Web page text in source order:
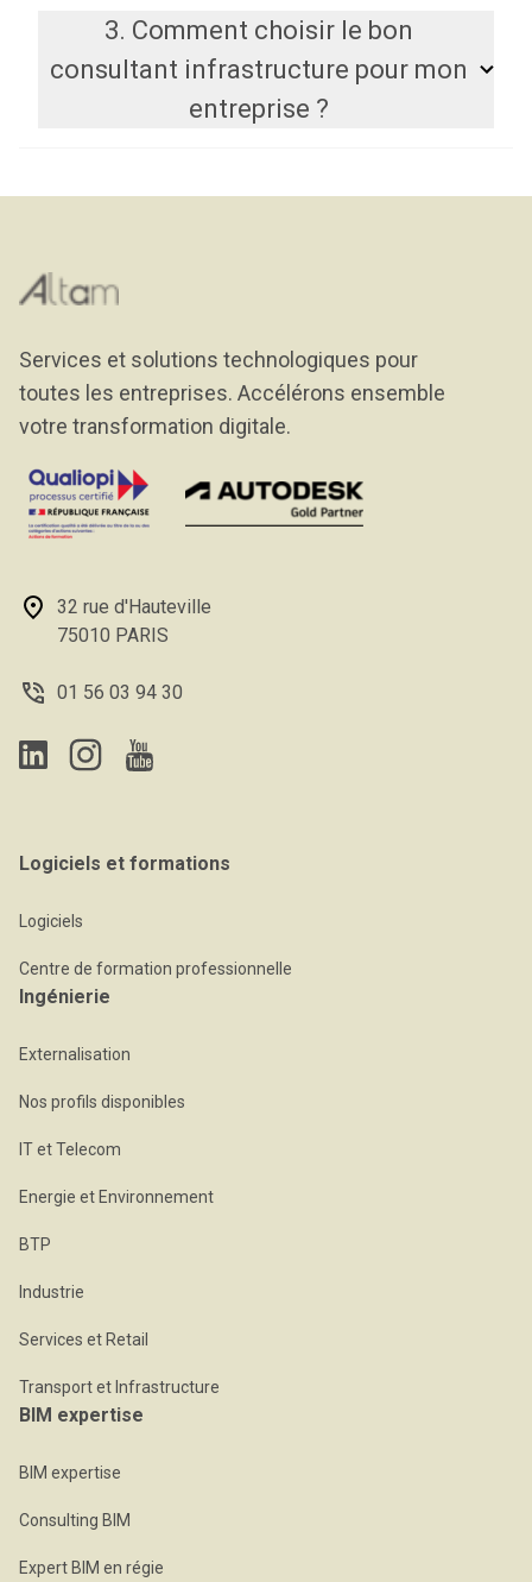
3. Comment choisir le bon
consultant infrastructure pour mon
entreprise ?
Services et solutions technologiques pour
toutes les entreprises. Accélérons ensemble
votre transformation digitale.
32 rue d'Hauteville
75010 PARIS
01 56 03 94 30
Logiciels et formations
Logiciels
Centre de formation professionnelle
Ingénierie
Externalisation
Nos profils disponibles
IT et Telecom
Energie et Environnement
BTP
Industrie
Services et Retail
Transport et Infrastructure
BIM expertise
BIM expertise
Consulting BIM
Expert BIM en régie